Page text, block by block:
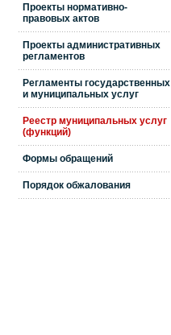
Проекты нормативно-
правовых актов
Проекты административных
регламентов
Регламенты государственных
и муниципальных услуг
Реестр муниципальных услуг
(функций)
Формы обращений
Порядок обжалования